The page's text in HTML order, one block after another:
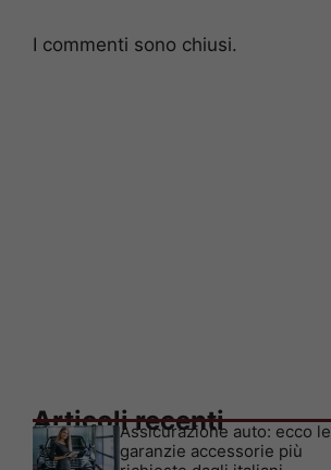
I commenti sono chiusi.
Articoli recenti
Assicurazione auto: ecco le
garanzie accessorie più